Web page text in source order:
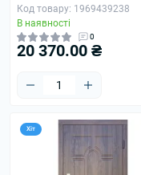
Код товару: 1969439238
В наявності
0
20 370.00 ₴
Хіт